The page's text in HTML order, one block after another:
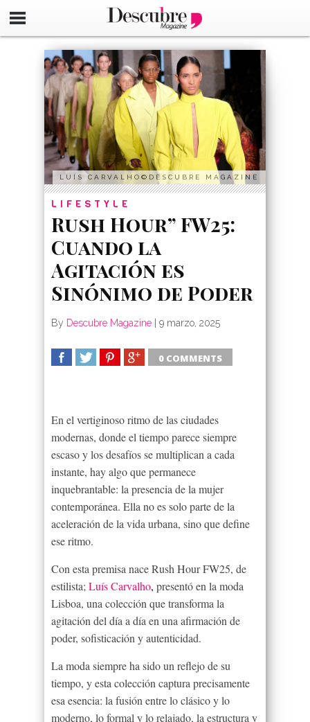
google-site-
LUÍS CARVALHO©DESCUBRE MAGAZINE
LIFESTYLE
Rush Hour” FW25:
Cuando la
Agitación es
Sinónimo de Poder
By Descubre Magazine 9 marzo, 2025
0 COMMENTS
En el vertiginoso ritmo de las ciudades
modernas, donde el tiempo parece siempre
escaso y los desafíos se multiplican a cada
instante, hay algo que permanece
inquebrantable: la presencia de la mujer
contemporánea. Ella no es solo parte de la
aceleración de la vida urbana, sino que define
ese ritmo.
Con esta premisa nace Rush Hour FW25, de
estilista; Luís Carvalho, presentó en la moda
Lisboa, una colección que transforma la
agitación del día a día en una afirmación de
poder, sofisticación y autenticidad.
La moda siempre ha sido un reflejo de su
tiempo, y esta colección captura precisamente
esa esencia: la fusión entre lo clásico y lo
moderno, lo formal y lo relajado, la estructura y